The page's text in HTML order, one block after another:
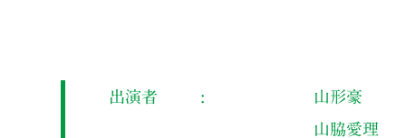
出演者
山形豪
山脇愛理